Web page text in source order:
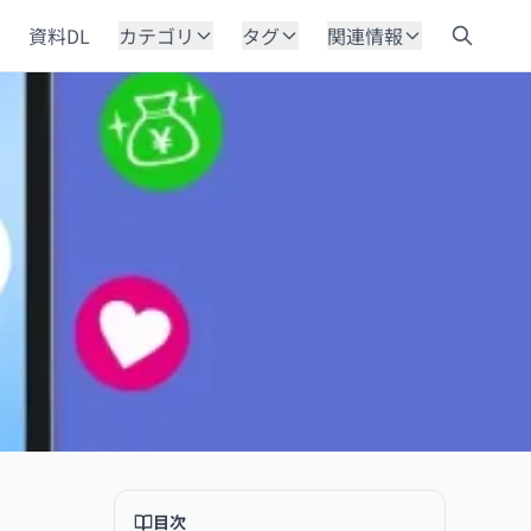
資料DL カテゴリ タグ 関連情報
目次